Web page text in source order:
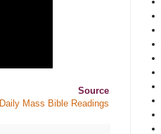
Source
Daily Mass Bible Readings